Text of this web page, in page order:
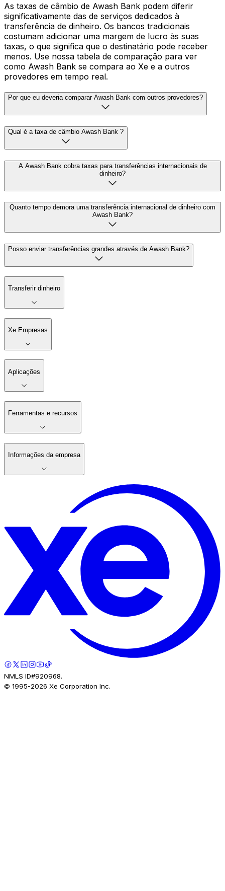
As taxas de câmbio de Awash Bank podem diferir
significativamente das de serviços dedicados à
transferência de dinheiro. Os bancos tradicionais
costumam adicionar uma margem de lucro às suas
taxas, o que significa que o destinatário pode receber
menos. Use nossa tabela de comparação para ver
como Awash Bank se compara ao Xe e a outros
provedores em tempo real.
Por que eu deveria comparar Awash Bank com outros provedores?
Qual é a taxa de câmbio Awash Bank ?
A Awash Bank cobra taxas para transferências internacionais de
dinheiro?
Quanto tempo demora uma transferência internacional de dinheiro com
Awash Bank?
Posso enviar transferências grandes através de Awash Bank?
Transferir dinheiro
Xe Empresas
Aplicações
Ferramentas e recursos
Informações da empresa
NMLS ID#920968.
© 1995-2026 Xe Corporation Inc.